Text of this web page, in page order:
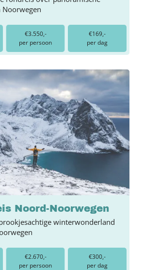
€3.550,-
per persoon
€169,-
per dag
Noord-Noorwegen
winterwonderland
€2.670,-
per persoon
€300,-
per dag